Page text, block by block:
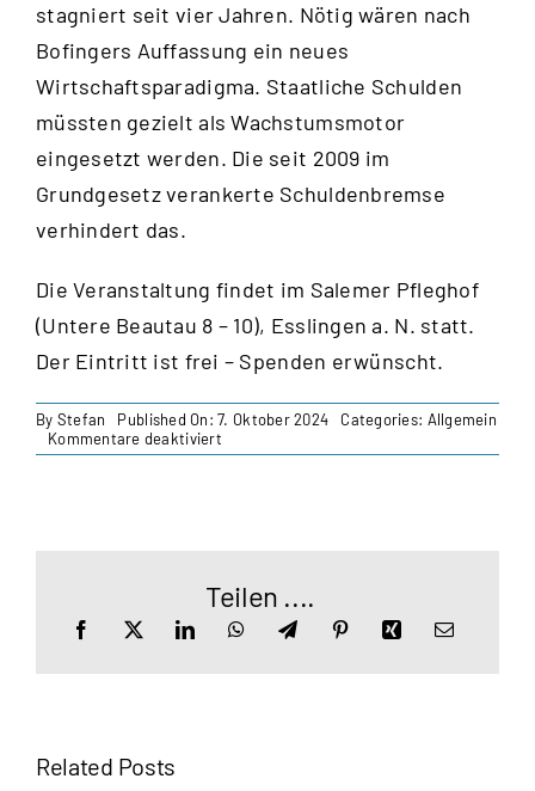
stagniert seit vier Jahren. Nötig wären nach
Bofingers Auffassung ein neues
Wirtschaftsparadigma. Staatliche Schulden
müssten gezielt als Wachstumsmotor
eingesetzt werden. Die seit 2009 im
Grundgesetz verankerte Schuldenbremse
verhindert das.
Die Veranstaltung findet im Salemer Pfleghof
(Untere Beautau 8 – 10), Esslingen a. N. statt.
Der Eintritt ist frei – Spenden erwünscht.
By Stefan Published On: 7. Oktober 2024 Categories: Allgemein
Kommentare deaktiviertfür
Von
Teilen ....
Related Posts